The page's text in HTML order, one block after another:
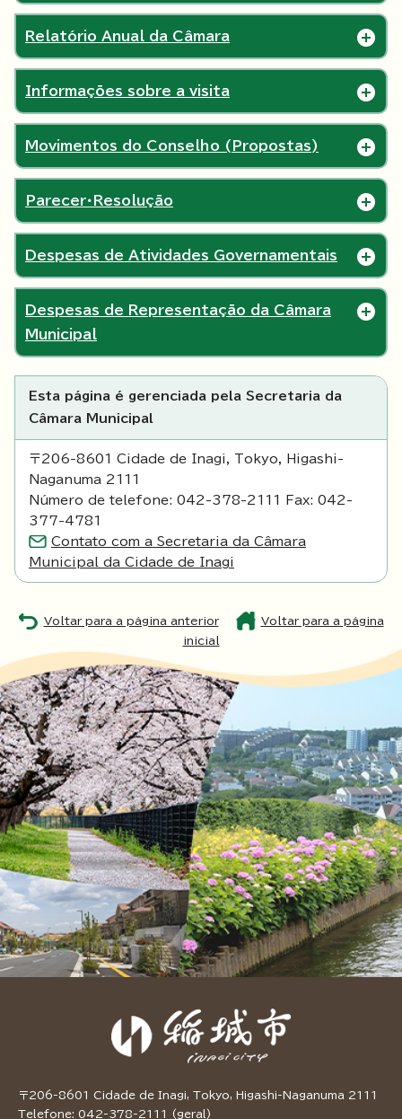
Relatório Anual da Câmara
Informações sobre a visita
Movimentos do Conselho (Propostas)
Parecer・Resolução
Despesas de Atividades Governamentais
Despesas de Representação da Câmara
Municipal
Esta página é gerenciada pela Secretaria da
Câmara Municipal
〒206-8601 Cidade de Inagi, Tokyo, Higashi-
Naganuma 2111
Número de telefone: 042-378-2111 Fax: 042-
377-4781
Contato com a Secretaria da Câmara
Municipal da Cidade de Inagi
Voltar para a página anterior
Voltar para a página
inicial
〒206-8601 Cidade de Inagi, Tokyo, Higashi-Naganuma 2111
Telefone: 042-378-2111 (geral)